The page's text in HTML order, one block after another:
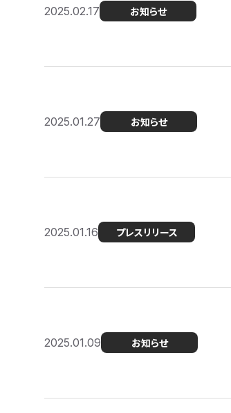
2025.02.17 お知らせ
2025.01.27 お知らせ
2025.01.16 プレスリリース
2025.01.09 お知らせ